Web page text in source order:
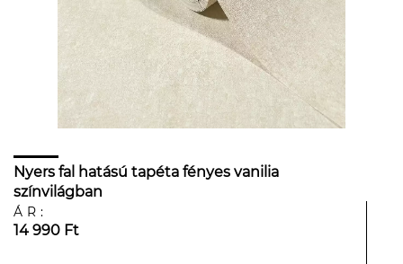
Nyers fal hatású tapéta fényes vanilia
színvilágban
ÁR:
14 990 Ft